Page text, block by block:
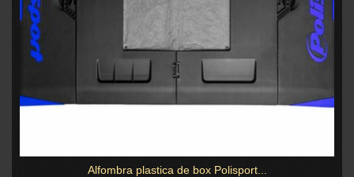
Alfombra plastica de box Polisport...